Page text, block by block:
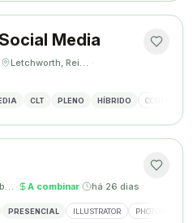
Media
Letchworth, Reino Unido ·
CLT PLENO HÍBRIDO CONTENT
Balneário Camboriú, SC · A combinar· há 26 dias
PRESENCIAL ILLUSTRATOR PHOTOSHOP